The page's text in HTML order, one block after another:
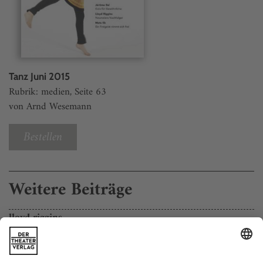
Tanz Juni 2015
Rubrik: medien, Seite 63
von Arnd Wesemann
Bestellen
Weitere Beiträge
lloyd riggins
Er hat Bournonvilles «Napoli» beim Hamburg Ballett einstudiert,
und wenn es nach John Neumeier geht, soll er dereinst dort
Kompaniechef werden. Topjob oder Kamikaze-Mission?